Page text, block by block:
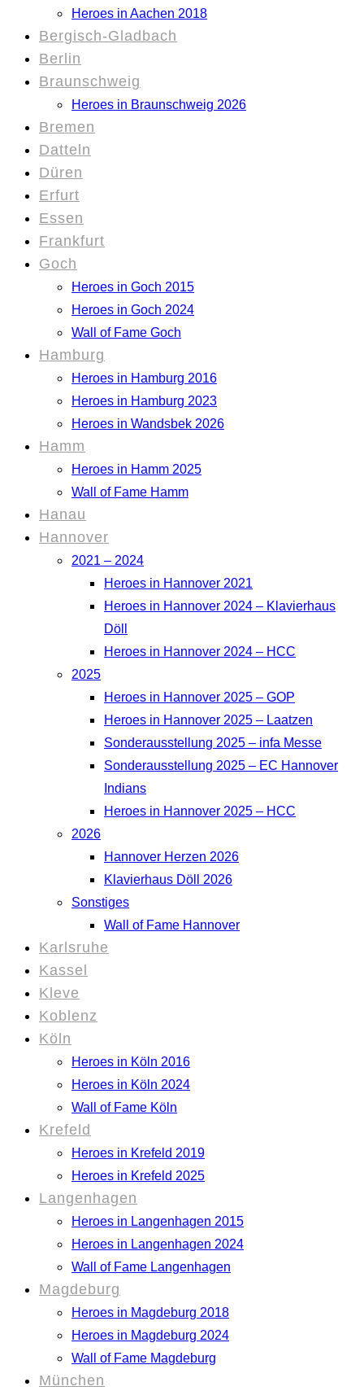
Heroes in Aachen 2018
Bergisch-Gladbach
Berlin
Braunschweig
Heroes in Braunschweig 2026
Bremen
Datteln
Düren
Erfurt
Essen
Frankfurt
Goch
Heroes in Goch 2015
Heroes in Goch 2024
Wall of Fame Goch
Hamburg
Heroes in Hamburg 2016
Heroes in Hamburg 2023
Heroes in Wandsbek 2026
Hamm
Heroes in Hamm 2025
Wall of Fame Hamm
Hanau
Hannover
2021 – 2024
Heroes in Hannover 2021
Heroes in Hannover 2024 – Klavierhaus
Döll
Heroes in Hannover 2024 – HCC
2025
Heroes in Hannover 2025 – GOP
Heroes in Hannover 2025 – Laatzen
Sonderausstellung 2025 – infa Messe
Sonderausstellung 2025 – EC Hannover
Indians
Heroes in Hannover 2025 – HCC
2026
Hannover Herzen 2026
Klavierhaus Döll 2026
Sonstiges
Wall of Fame Hannover
Karlsruhe
Kassel
Kleve
Koblenz
Köln
Heroes in Köln 2016
Heroes in Köln 2024
Wall of Fame Köln
Krefeld
Heroes in Krefeld 2019
Heroes in Krefeld 2025
Langenhagen
Heroes in Langenhagen 2015
Heroes in Langenhagen 2024
Wall of Fame Langenhagen
Magdeburg
Heroes in Magdeburg 2018
Heroes in Magdeburg 2024
Wall of Fame Magdeburg
München